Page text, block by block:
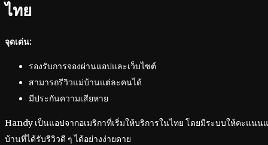
ไทย
จุดเด่น:
รองรับการจองผ่านแอปและเว็บไซต์
สามารถรีวิวแม่บ้านแต่ละคนได้
มีประกันความเสียหาย
Handy เป็นแอปจากอเมริกาที่เริ่มให้บริการในไทย โดยมีระบบให้คะแน
บ้านที่ได้รับรีวิวดี ๆ ได้อย่างง่ายดาย